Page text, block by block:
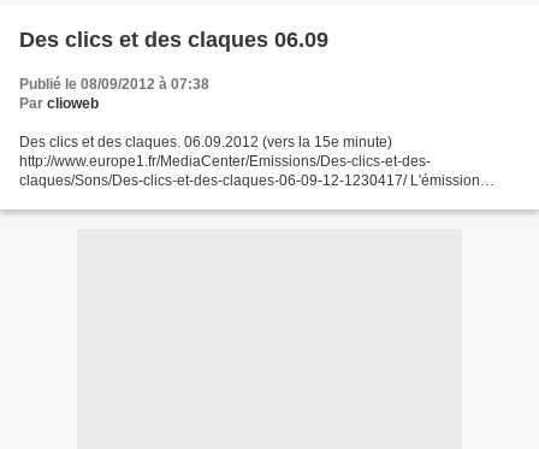
Des clics et des claques 06.09
Publié le 08/09/2012 à 07:38
Par clioweb
Des clics et des claques. 06.09.2012 (vers la 15e minute)
http://www.europe1.fr/MediaCenter/Emissions/Des-clics-et-des-
claques/Sons/Des-clics-et-des-claques-06-09-12-1230417/ L'émission